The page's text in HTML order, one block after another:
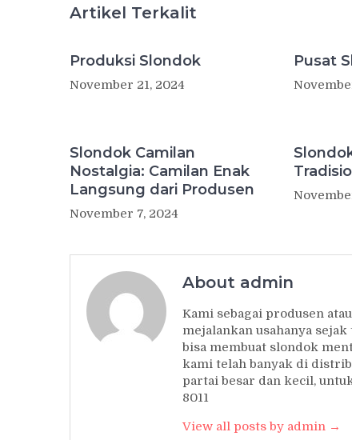
Artikel Terkalit
Produksi Slondok
November 21, 2024
Pusat
Slondok Camilan
Nostalgia: Camilan Enak
Langsung dari Produsen
November 7, 2024
About admin
Kami sebagai produsen
mejalankan usahanya
bisa membuat slondok
kami telah banyak di
partai besar dan kecil,
8011
View all posts by admin →